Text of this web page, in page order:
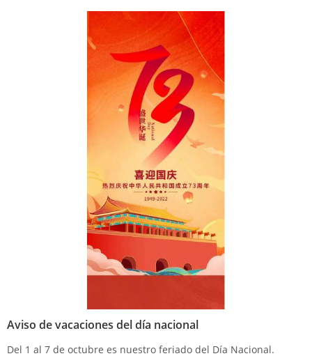
Aviso de vacaciones del día nacional
Del 1 al 7 de octubre es nuestro feriado del Día Nacional.